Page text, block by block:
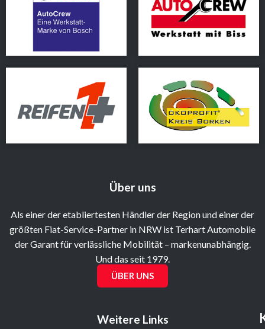
Über uns
Als einer der etabliertesten Händler der Region und einer der
größten Fiat-Service-Partner in NRW ist Terhart Automobile
der Garant für verlässliche Mobilität – markenunabhängig.
Und das seit 1979.
ÜBER UNS
Weitere Links